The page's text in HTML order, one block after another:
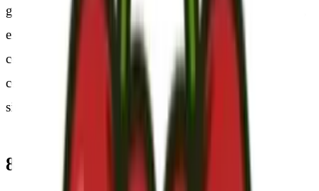
garantizará la disponibilidad técnica, calidad, fiabilidad,
exactitud, amplitud, veracidad, validez y
constitucionalidad de cualquier material o información
contenida en ninguno de dichos hipervínculos u otros
sitios de Internet.
8. Derecho de Exclusión